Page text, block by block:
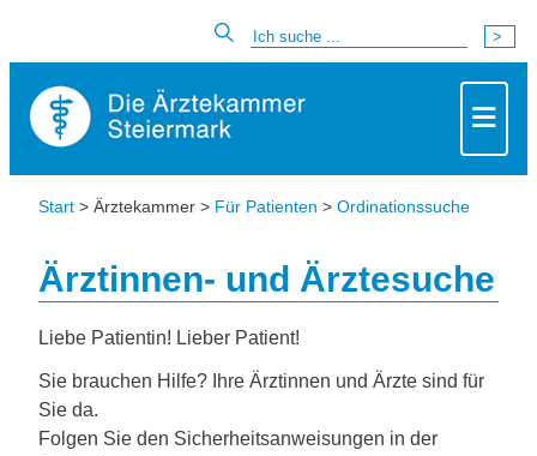
Start > Ärztekammer > Für Patienten > Ordinationssuche
Ärztinnen- und Ärztesuche
Liebe Patientin! Lieber Patient!
Sie brauchen Hilfe? Ihre Ärztinnen und Ärzte sind für
Sie da.
Folgen Sie den Sicherheitsanweisungen in der